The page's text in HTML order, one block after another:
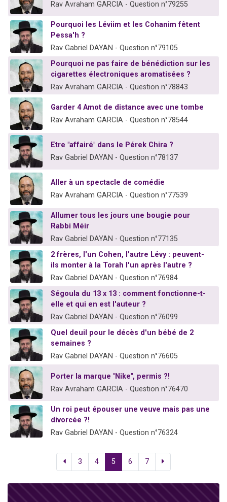
Rav Avraham GARCIA - Question n°79255
Pourquoi les Léviim et les Cohanim fêtent
Pessa'h ?
Rav Gabriel DAYAN - Question n°79105
Pourquoi ne pas faire de bénédiction sur les
cigarettes électroniques aromatisées ?
Rav Avraham GARCIA - Question n°78843
Garder 4 Amot de distance avec une tombe
Rav Avraham GARCIA - Question n°78544
Etre "affairé" dans le Pérek Chira ?
Rav Gabriel DAYAN - Question n°78137
Aller à un spectacle de comédie
Rav Avraham GARCIA - Question n°77539
Allumer tous les jours une bougie pour
Rabbi Méir
Rav Gabriel DAYAN - Question n°77135
2 frères, l'un Cohen, l'autre Lévy : peuvent-
ils monter à la Torah l'un après l'autre ?
Rav Gabriel DAYAN - Question n°76984
Ségoula du 13 x 13 : comment fonctionne-t-
elle et qui en est l'auteur ?
Rav Gabriel DAYAN - Question n°76099
Quel deuil pour le décès d'un bébé de 2
semaines ?
Rav Gabriel DAYAN - Question n°76605
Porter la marque "Nike", permis ?!
Rav Avraham GARCIA - Question n°76470
Un roi peut épouser une veuve mais pas une
divorcée ?!
Rav Gabriel DAYAN - Question n°76324
3 4 5 6 7